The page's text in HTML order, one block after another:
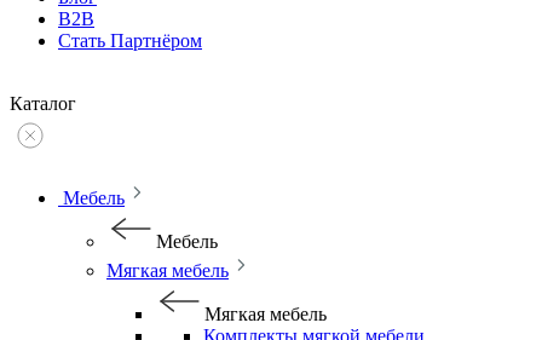
B2B
Стать Партнёром
Каталог
Мебель
Мебель
Мягкая мебель
Мягкая мебель
Комплекты мягкой мебели